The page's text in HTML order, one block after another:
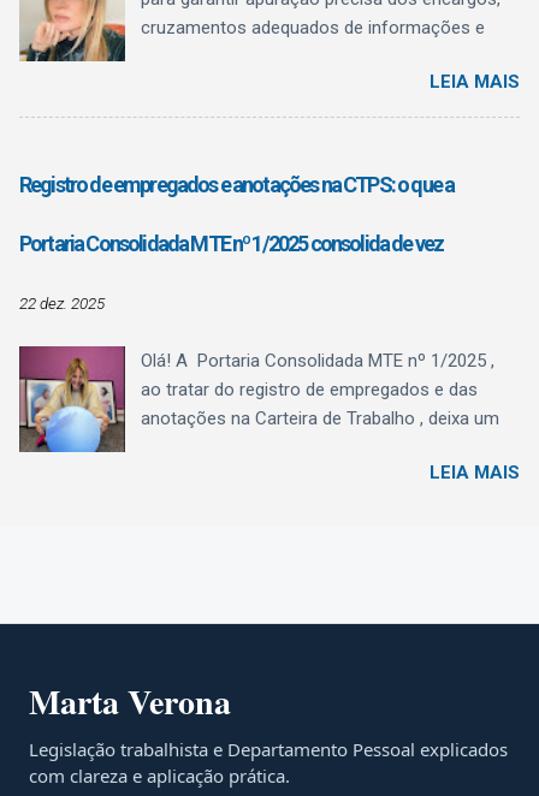
cruzamentos adequados de informações e
mudanças mais relevantes anunciadas afeta
diretamente as naturezas de rubricas utilizadas
está prevista na Versão S-1.3 (cons. até NT
04/2025) de julho/2025. Situação Atual – até
dezembro de 2025 Até 31/12/2025, o eSocial
recebe as informações de férias — tanto dos
previdenciária ou nas rescisões — nas mesmas
naturezas, bem como as diferenças de férias
por conta de alterações de médias e salário:
LEIA MAIS
Registro de empregados e anotações na CTPS: o que a
Portaria Consolidada MTE nº 1/2025 consolida de vez
22 dez. 2025
Olá! A Portaria Consolidada MTE nº 1/2025 ,
ao tratar do registro de empregados e das
anotações na Carteira de Trabalho , deixa um
registro e CTPS agora são, definitivamente,
Registro e anotações: exclusivamente pelo
na CTPS Digital (art. 29 da CLT) devem ser
. A CTPS física passa a ter uso apenas residual
LEIA MAIS
Marta Verona
Legislação trabalhista e Departamento Pessoal explicados
com clareza e aplicação prática.